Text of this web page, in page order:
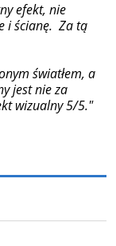
efekt, nie
i ścianę. Za tą
światłem, a
jest nie za
wizualny 5/5."